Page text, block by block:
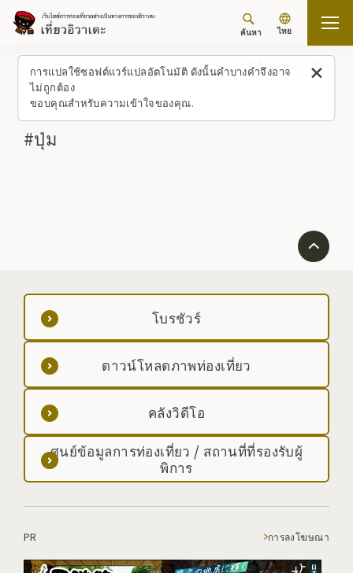
การแปลใช้ซอฟต์แวร์แปลอัตโนมัติ ดังนั้นคำบางคำจึงอาจ
ไม่ถูกต้อง
ขอบคุณสำหรับความเข้าใจของคุณ.
ค้นหา ไทย
#ปุ่ม
โบรชัวร์
ดาวน์โหลดภาพท่องเที่ยว
คลังวิดีโอ
ศูนย์ข้อมูลการท่องเที่ยว / สถานที่ที่รองรับผู้
พิการ
PR การลงโฆษณา